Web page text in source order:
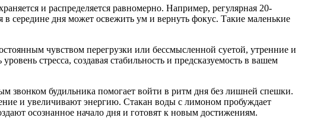
и распределяется равномерно. Например, регулярная 20-
середине дня может освежить ум и вернуть фокус. Такие маленькие
чувством перегрузки или бессмысленной суетой, утренние и
стресса, создавая стабильность и предсказуемость в вашем
будильника помогает войти в ритм дня без лишней спешки.
и увеличивают энергию. Стакан воды с лимоном пробуждает
осознанное начало дня и готовят к новым достижениям.